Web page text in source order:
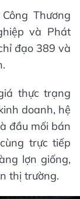
Thương
và Phát
đạo 389 và
thực trạng
doanh, hệ
đầu mối bán
trực tiếp
lợn giống,
thị trường.